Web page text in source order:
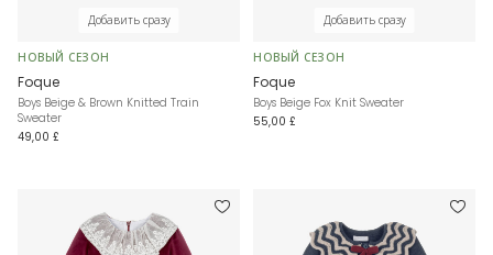
Добавить сразу
НОВЫЙ СЕЗОН
Foque
Boys Beige & Brown Knitted Train
Sweater
49,00 £
Добавить сразу
НОВЫЙ СЕЗОН
Foque
Boys Beige Fox Knit Sweater
55,00 £